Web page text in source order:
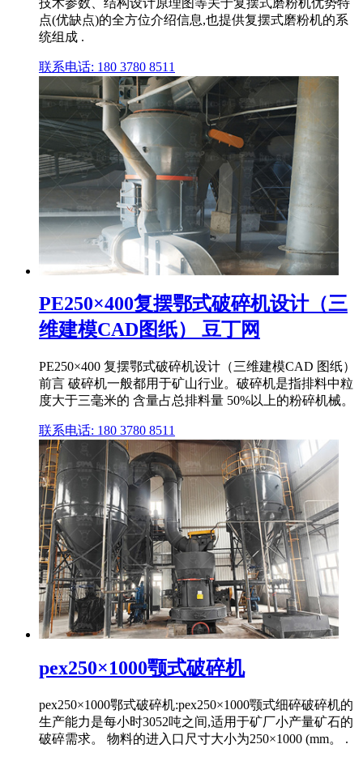
点(优缺点)的全方位介绍信息,也提供复摆式磨粉机的系
统组成 .
联系电话: 180 3780 8511
PE250×400复摆鄂式破碎机设计（三
维建模CAD图纸） 豆丁网
PE250×400 复摆鄂式破碎机设计（三维建模CAD 图纸）
前言 破碎机一般都用于矿山行业。破碎机是指排料中粒
度大于三毫米的 含量占总排料量 50%以上的粉碎机械。
联系电话: 180 3780 8511
pex250×1000颚式破碎机
pex250×1000鄂式破碎机:pex250×1000颚式细碎破碎机的
生产能力是每小时3052吨之间,适用于矿厂小产量矿石的
破碎需求。 物料的进入口尺寸大小为250×1000 (mm。 .